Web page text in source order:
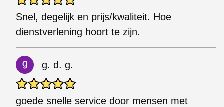
Snel, degelijk en prijs/kwaliteit. Hoe
dienstverlening hoort te zijn.
g. d. g.
goede snelle service door mensen met